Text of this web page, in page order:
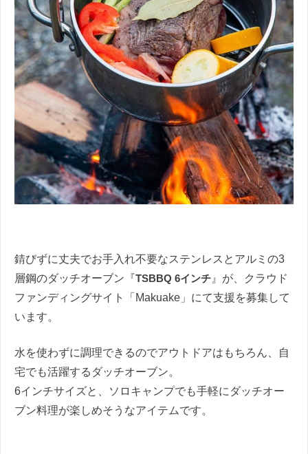
錆びずに丈夫でお手入れ不要なステンレスとアルミの3
層鋼のダッチオーブン『TSBBQ 6インチ 』が、クラウド
ファンディングサイト「Makuake」にて支援を募集して
います。
水を使わずに調理できるのでアウトドアはもちろん、自
宅でも活躍するダッチオーブン。
6インチサイズと、ソロキャンプでも手軽にダッチオー
ブン料理が楽しめそうなアイテムです。